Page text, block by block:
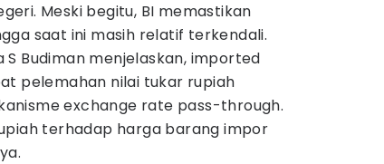
Meski begitu, BI memastikan
saat ini masih relatif terkendali.
S Budiman menjelaskan, imported
pelemahan nilai tukar rupiah
exchange rate pass-through.
terhadap harga barang impor